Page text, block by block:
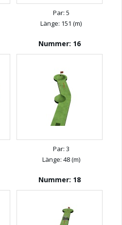
Par: 5
Länge: 151 (m)
Nummer: 16
Par: 3
Länge: 48 (m)
Nummer: 18